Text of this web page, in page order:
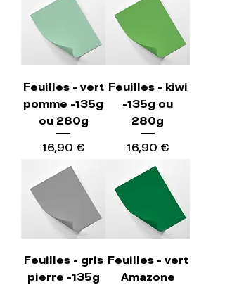
Feuilles - vert
pomme -135g
ou 280g
Precio
16,90 €
Feuilles - kiwi
-135g ou
280g
Precio
16,90 €
Feuilles - gris
pierre -135g
Feuilles - vert
Amazone